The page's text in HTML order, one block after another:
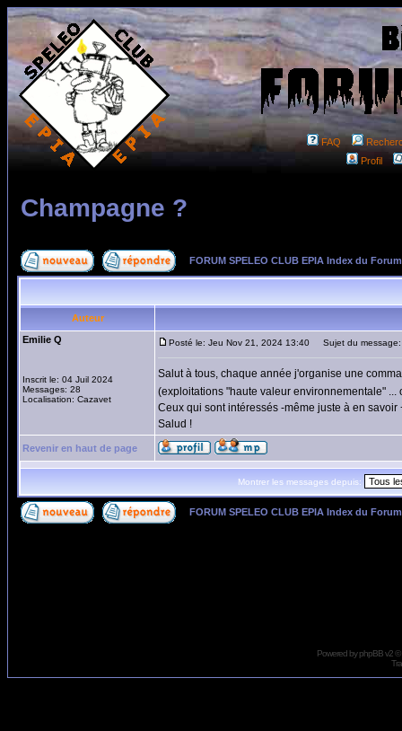
FAQ
Profil
Champagne ?
FORUM SPELEO CLUB EPIA Index du Forum
Auteur
Emilie Q
Inscrit le: 04 Juil 2024
Messages: 28
Localisation: Cazavet
Posté le: Jeu Nov 21, 2024 13:40 Sujet du
Salut à tous, chaque année j'organise une
(exploitations "haute valeur environnementale"
Ceux qui sont intéressés -même juste à en
Salud !
Revenir en haut de page
Montrer les messages depuis:
FORUM SPELEO CLUB EPIA Index du Forum
Powered byphpBBv2 ©